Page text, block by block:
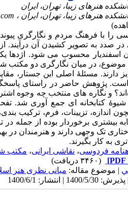
را با فرهنگ مردم و نگارگری
صدد به تصویر کشیدن آن درآیند. از
اسفندیار محسوب می شود. اژدها
در میان نگارگری دو مکتب
دارند. مسئلۀ اصلی این جستار،
است. پژوهش حاضر در راستای
و نگاره های منتخب چه وجوه
شیوۀ کتابخانه ای جمع آوری شد.
اندازه، تزیینات، فرم، ترکیب
بیشتری برخوردار بوده از جمله
تک ‌وجهی دارند و هنرمندان در
به کار بگیرند.
فردوسی، نقاشی ایرانی، مکتب
(۳۴۶۰ دریافت)
| موضوع مقاله: مبانی نظری هنر